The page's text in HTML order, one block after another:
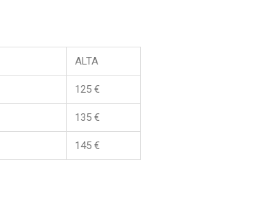
ALTA
125 €
135 €
145 €